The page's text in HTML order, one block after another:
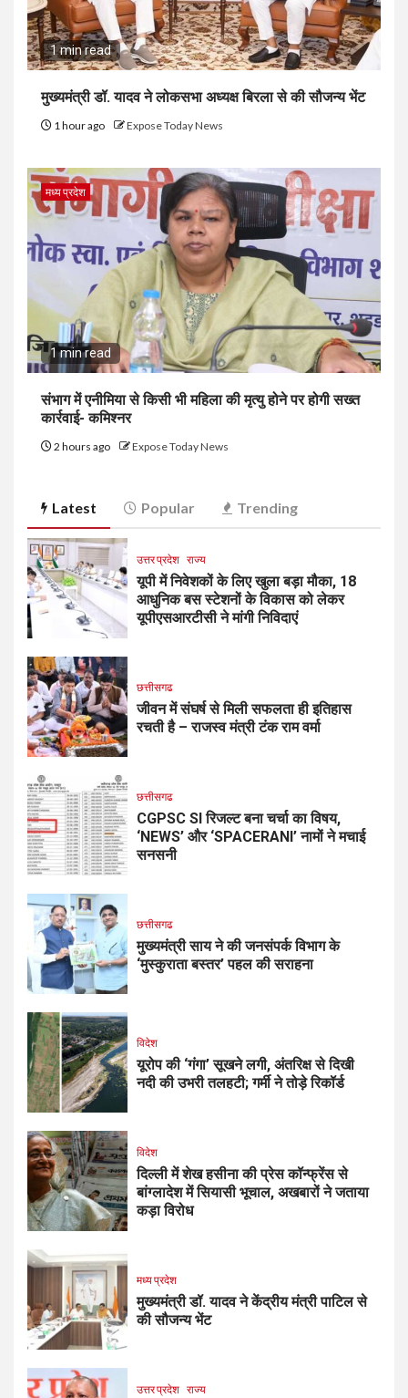
1 min read
मुख्यमंत्री डॉ. यादव ने लोकसभा अध्यक्ष बिरला से की सौजन्य भेंट
1 hour ago Expose Today News
मध्य प्रदेश
1 min read
संभाग में एनीमिया से किसी भी महिला की मृत्यु होने पर होगी सख्त
कार्रवाई- कमिश्नर
2 hours ago Expose Today News
Latest Popular Trending
उत्तर प्रदेश राज्य
यूपी में निवेशकों के लिए खुला बड़ा मौका, 18
आधुनिक बस स्टेशनों के विकास को लेकर
यूपीएसआरटीसी ने मांगी निविदाएं
छत्तीसगढ
जीवन में संघर्ष से मिली सफलता ही इतिहास
रचती है – राजस्व मंत्री टंक राम वर्मा
छत्तीसगढ
CGPSC SI रिजल्ट बना चर्चा का विषय,
‘NEWS’ और ‘SPACERANI’ नामों ने मचाई
सनसनी
छत्तीसगढ
मुख्यमंत्री साय ने की जनसंपर्क विभाग के
‘मुस्कुराता बस्तर’ पहल की सराहना
विदेश
यूरोप की ‘गंगा’ सूखने लगी, अंतरिक्ष से दिखी
नदी की उभरी तलहटी; गर्मी ने तोड़े रिकॉर्ड
विदेश
दिल्ली में शेख हसीना की प्रेस कॉन्फ्रेंस से
बांग्लादेश में सियासी भूचाल, अखबारों ने जताया
कड़ा विरोध
मध्य प्रदेश
मुख्यमंत्री डॉ. यादव ने केंद्रीय मंत्री पाटिल से
की सौजन्य भेंट
उत्तर प्रदेश राज्य